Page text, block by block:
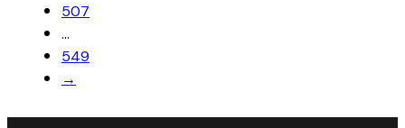
507
…
549
→